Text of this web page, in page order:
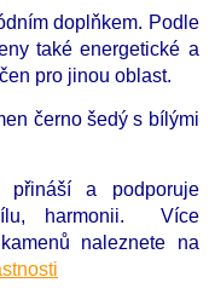
doplňkem. Podle
také energetické a
pro jinou oblast.
černo šedý s bílými
přináší a podporuje
harmonii. Více
naleznete na